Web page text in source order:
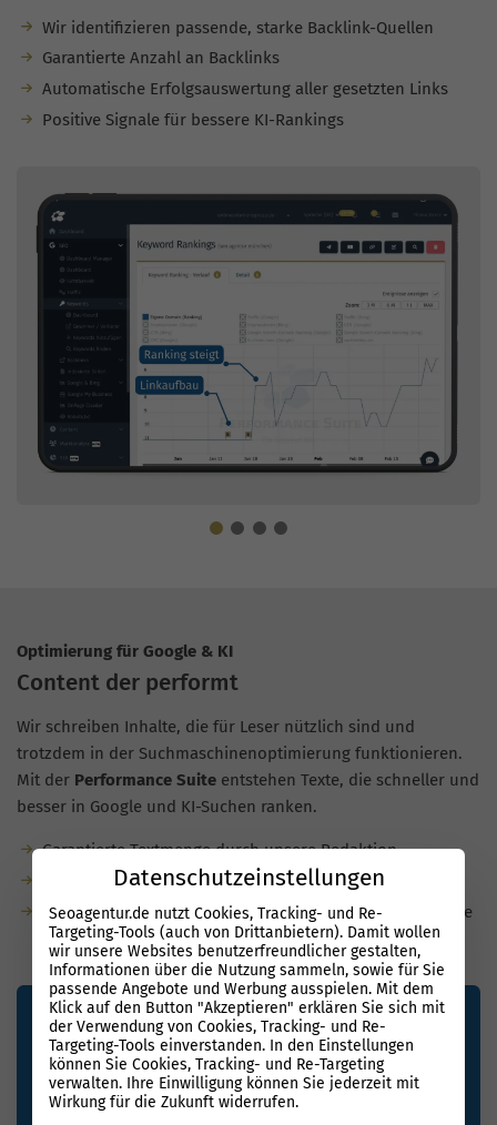
Wir identifizieren passende, starke Backlink-Quellen
Garantierte Anzahl an Backlinks
Automatische Erfolgsauswertung aller gesetzten Links
Positive Signale für bessere KI-Rankings
Optimierung für Google & KI
Content der performt
Wir schreiben Inhalte, die für Leser nützlich sind und
trotzdem in der Suchmaschinenoptimierung funktionieren.
Mit der Performance Suite entstehen Texte, die schneller und
besser in Google und KI-Suchen ranken.
Garantierte Textmenge durch unsere Redaktion
Bis zu 80 % weniger Aufwand dank KI
Optimiert für KI-Suchen: natürliche Sprache, semantische
Relevanz, klare Struktur
Datenschutzeinstellungen
Seoagentur.de nutzt Cookies, Tracking- und Re-
Targeting-Tools (auch von Drittanbietern). Damit wollen
wir unsere Websites benutzerfreundlicher gestalten,
Informationen über die Nutzung sammeln, sowie für Sie
passende Angebote und Werbung ausspielen. Mit dem
Klick auf den Button "Akzeptieren" erklären Sie sich mit
der Verwendung von Cookies, Tracking- und Re-
Targeting-Tools einverstanden. In den Einstellungen
können Sie Cookies, Tracking- und Re-Targeting
verwalten. Ihre Einwilligung können Sie jederzeit mit
Wirkung für die Zukunft widerrufen.